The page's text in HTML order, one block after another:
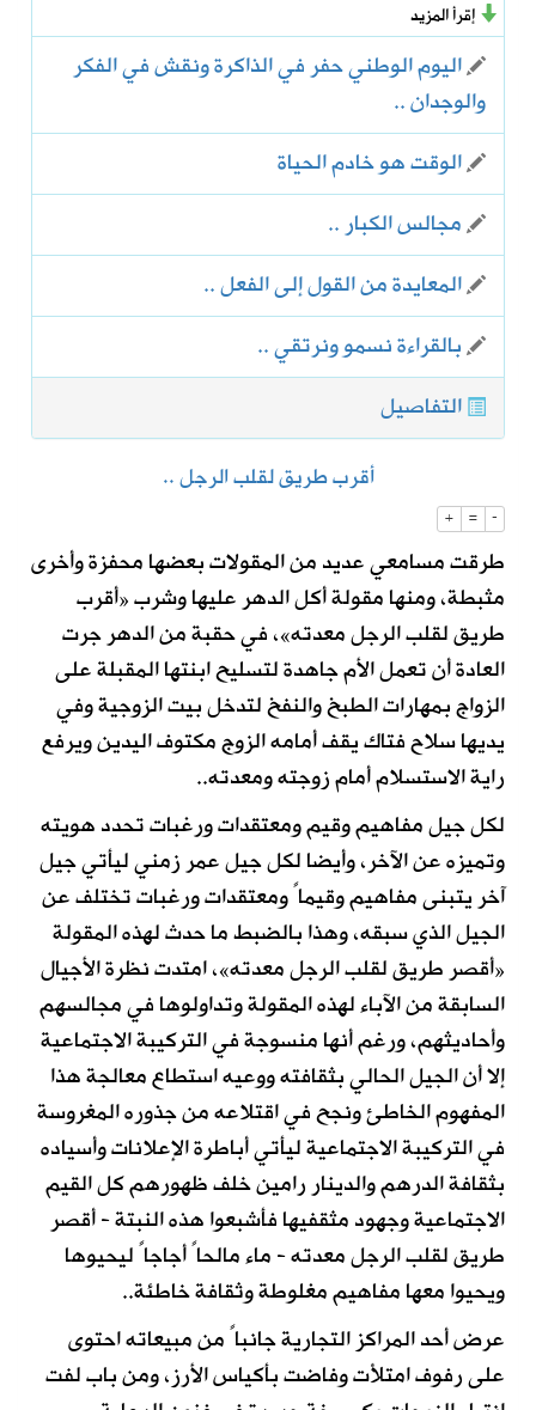
إقرأ المزيد
اليوم الوطني حفر في الذاكرة ونقش في الفكر
والوجدان ..
الوقت هو خادم الحياة
مجالس الكبار ..
المعايدة من القول إلى الفعل ..
بالقراءة نسمو ونرتقي ..
التفاصيل
أقرب طريق لقلب الرجل ..
+ = -
طرقت مسامعي عديد من المقولات بعضها محفزة وأخرى
مثبطة، ومنها مقولة أكل الدهر عليها وشرب «أقرب
طريق لقلب الرجل معدته»، في حقبة من الدهر جرت
العادة أن تعمل الأم جاهدة لتسليح ابنتها المقبلة على
الزواج بمهارات الطبخ والنفخ لتدخل بيت الزوجية وفي
يديها سلاح فتاك يقف أمامه الزوج مكتوف اليدين ويرفع
راية الاستسلام أمام زوجته ومعدته..
لكل جيل مفاهيم وقيم ومعتقدات ورغبات تحدد هويته
وتميزه عن الآخر، وأيضا لكل جيل عمر زمني ليأتي جيل
آخر يتبنى مفاهيم وقيماً ومعتقدات ورغبات تختلف عن
الجيل الذي سبقه، وهذا بالضبط ما حدث لهذه المقولة
«أقصر طريق لقلب الرجل معدته»، امتدت نظرة الأجيال
السابقة من الآباء لهذه المقولة وتداولوها في مجالسهم
وأحاديثهم، ورغم أنها منسوجة في التركيبة الاجتماعية
إلا أن الجيل الحالي بثقافته ووعيه استطاع معالجة هذا
المفهوم الخاطئ ونجح في اقتلاعه من جذوره المغروسة
في التركيبة الاجتماعية ليأتي أباطرة الإعلانات وأسياده
بثقافة الدرهم والدينار رامين خلف ظهورهم كل القيم
الاجتماعية وجهود مثقفيها فأشبعوا هذه النبتة - أقصر
طريق لقلب الرجل معدته - ماء مالحاً أجاجاً ليحيوها
ويحيوا معها مفاهيم مغلوطة وثقافة خاطئة..
عرض أحد المراكز التجارية جانباً من مبيعاته احتوى
على رفوف امتلأت وفاضت بأكياس الأرز، ومن باب لفت